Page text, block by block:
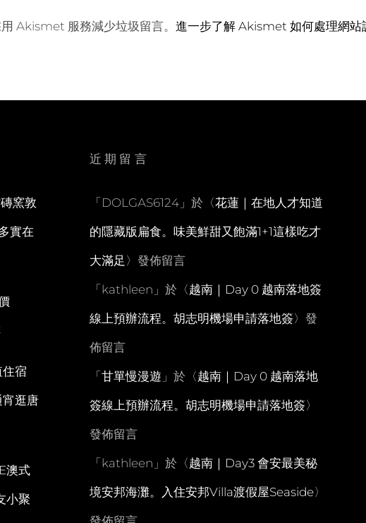
Akismet 服務減少垃圾留言。 進一步了解 Akismet 如何處理網站
窯敦
實在
宿
逛唐
澳式
小聚
近期留言
「 DOLGAS6124」於〈花蓮｜在地人才知道
的隱藏版扁食。味美鮮甜又飽滿1+1這樣吃才
大滿足 〉發佈留言
「 kathleen 」於〈越南｜Day 0 越南落地簽
線上預辦流程。胡志明機場申請落地簽〉發
佈留言
「 甘單慢漫遊 」於〈越南｜Day 0 越南落地
簽線上預辦流程。胡志明機場申請落地簽〉
發佈留言
「 kathleen 」於〈越南｜Day3 會安最美秘
境安邦海灘。入住安邦Villa渡假屋Seaside〉